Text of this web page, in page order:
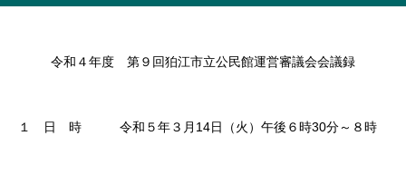
令和４年度 第９回狛江市立公民館運営審議会会議録
１ 日 時 令和５年３月14日（火）午後６時30分～８時